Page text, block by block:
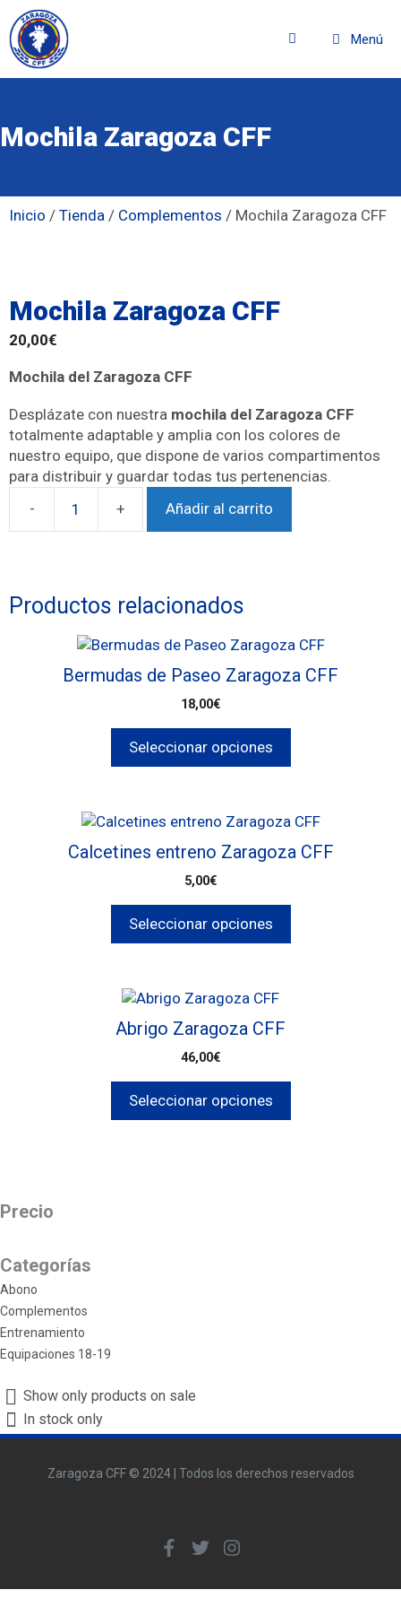
Menú
Mochila Zaragoza CFF
Inicio / Tienda / Complementos / Mochila Zaragoza CFF
Mochila Zaragoza CFF
20,00€
Mochila del Zaragoza CFF
Desplázate con nuestra mochila del Zaragoza CFF
totalmente adaptable y amplia con los colores de
nuestro equipo, que dispone de varios compartimentos
para distribuir y guardar todas tus pertenencias.
Añadir al carrito
Productos relacionados
Bermudas de Paseo Zaragoza CFF
18,00€
Seleccionar opciones
Calcetines entreno Zaragoza CFF
5,00€
Seleccionar opciones
Abrigo Zaragoza CFF
46,00€
Seleccionar opciones
Precio
Categorías
Abono
Complementos
Entrenamiento
Equipaciones 18-19
Show only products on sale
In stock only
Zaragoza CFF © 2024 | Todos los derechos reservados